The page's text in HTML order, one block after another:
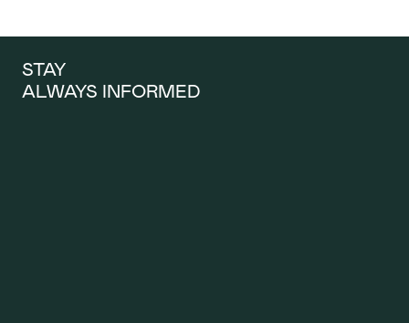
STAY
ALWAYS INFORMED